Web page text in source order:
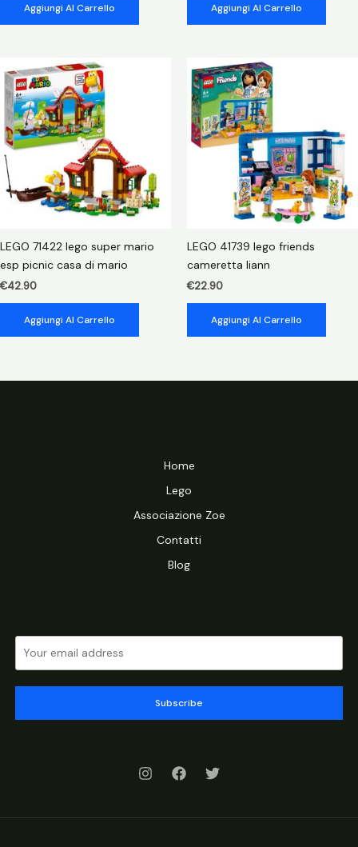
Aggiungi Al Carrello Aggiungi Al Carrello
LEGO 71422 lego super mario
esp picnic casa di mario
€42.90
Aggiungi Al Carrello
LEGO 41739 lego friends
cameretta liann
€22.90
Aggiungi Al Carrello
Home
Lego
Associazione Zoe
Contatti
Blog
Subscribe